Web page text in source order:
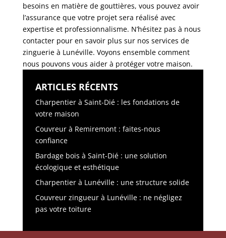
besoins en matière de gouttières, vous pouvez avoir
l’assurance que votre projet sera réalisé avec
expertise et professionnalisme. N’hésitez pas à nous
contacter pour en savoir plus sur nos services de
zinguerie à Lunéville. Voyons ensemble comment
nous pouvons vous aider à protéger votre maison.
ARTICLES RÉCENTS
Charpentier à Saint-Dié : les fondations de
votre maison
Couvreur à Remiremont : faites-nous
confiance
Bardage bois à Saint-Dié : une solution
écologique et esthétique
Charpentier à Lunéville : une structure solide
Couvreur zingueur à Lunéville : ne négligez
pas votre toiture